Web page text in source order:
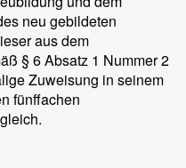
neu gebildeten
aus dem
§ 6 Absatz 1 Nummer 2
Zuweisung in seinem
fünffachen